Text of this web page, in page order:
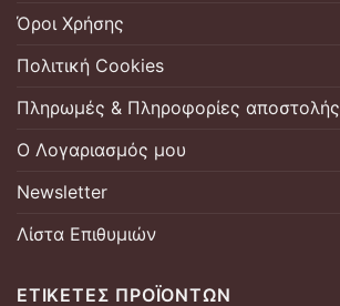
Όροι Χρήσης
Πολιτική Cookies
Πληρωμές & Πληροφορίες αποστολής
Ο Λογαριασμός μου
Newsletter
Λίστα Επιθυμιών
ΕΤΙΚΈΤΕΣ ΠΡΟΪΌΝΤΩΝ